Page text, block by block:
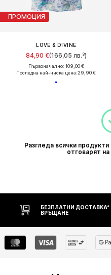
ПРОМОЦИЯ
LOVE & DIVINE
84,90 €(166,05 лв.³)
Първоначално: 109,00 €
Последна най-ниска цена:29,90 €
Разгледа всички
отговарят
БЕЗПЛАТНИ ДОСТАВКА*
ВРЪЩАНЕ